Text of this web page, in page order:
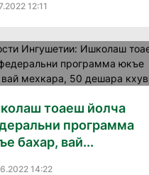
12:11
тоаеш йолча
программа
бахар, вай...
14:22